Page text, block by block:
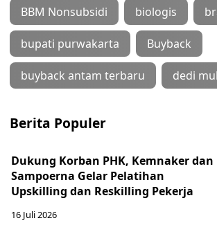
BBM Nonsubsidi biologis
bupati purwakarta Buyback
buyback antam terbaru dedi
Berita Populer
Dukung Korban PHK, Kemnaker dan
Sampoerna Gelar Pelatihan
Upskilling dan Reskilling Pekerja
16 Juli 2026